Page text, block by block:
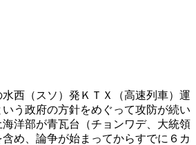
西（スソ）発ＫＴＸ（高速列車）運
う政府の方針をめぐって攻防が続い
洋部が青瓦台（チョンワデ、大統領
め、論争が始まってからすでに６カ